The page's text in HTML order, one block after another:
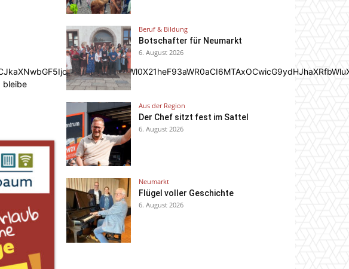
bleibe
Beruf & Bildung
Botschafter für Neumarkt
6. August 2026
Aus der Region
Der Chef sitzt fest im Sattel
6. August 2026
Neumarkt
Flügel voller Geschichte
6. August 2026